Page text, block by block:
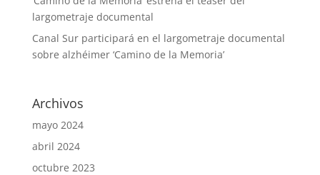
largometraje documental
Canal Sur participará en el largometraje documental
sobre alzhéimer ‘Camino de la Memoria’
Archivos
mayo 2024
abril 2024
octubre 2023